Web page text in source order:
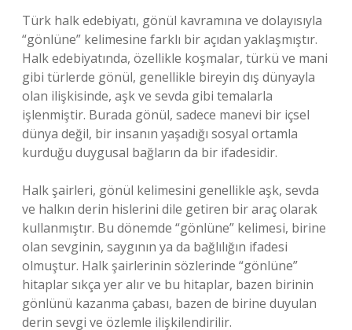
Türk halk edebiyatı, gönül kavramına ve dolayısıyla
“gönlüne” kelimesine farklı bir açıdan yaklaşmıştır.
Halk edebiyatında, özellikle koşmalar, türkü ve mani
gibi türlerde gönül, genellikle bireyin dış dünyayla
olan ilişkisinde, aşk ve sevda gibi temalarla
işlenmiştir. Burada gönül, sadece manevi bir içsel
dünya değil, bir insanın yaşadığı sosyal ortamla
kurduğu duygusal bağların da bir ifadesidir.
Halk şairleri, gönül kelimesini genellikle aşk, sevda
ve halkın derin hislerini dile getiren bir araç olarak
kullanmıştır. Bu dönemde “gönlüne” kelimesi, birine
olan sevginin, saygının ya da bağlılığın ifadesi
olmuştur. Halk şairlerinin sözlerinde “gönlüne”
hitaplar sıkça yer alır ve bu hitaplar, bazen birinin
gönlünü kazanma çabası, bazen de birine duyulan
derin sevgi ve özlemle ilişkilendirilir.